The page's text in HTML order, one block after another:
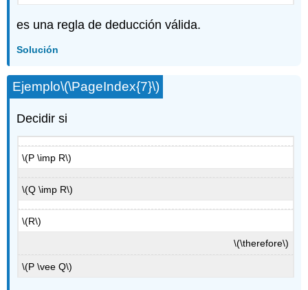
es una regla de deducción válida.
Solución
Ejemplo\(\PageIndex{7}\)
Decidir si
\(P \imp R\)
\(Q \imp R\)
\(R\)
\(\therefore\)
\(P \vee Q\)